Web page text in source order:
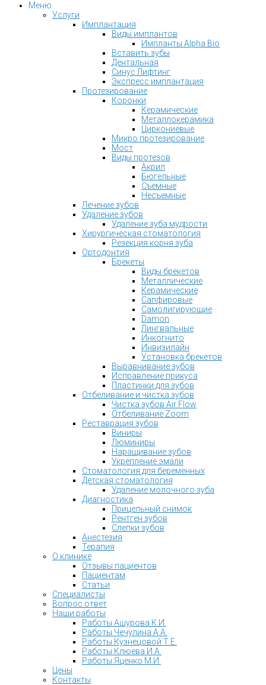
Меню
Услуги
Имплантация
Виды имплантов
Импланты Alpha Bio
Вставить зубы
Дентальная
Синус Лифтинг
Экспресс имплантация
Протезирование
Коронки
Керамические
Металлокерамика
Циркониевые
Микро протезирование
Мост
Виды протезов
Акрил
Бюгельные
Съемные
Несъемные
Лечение зубов
Удаление зубов
Удаление зуба мудрости
Хирургическая стоматология
Резекция корня зуба
Ортодонтия
Брекеты
Виды брекетов
Металлические
Керамические
Сапфировые
Самолигирующие
Damon
Лингвальные
Инкогнито
Инвизилайн
Установка брекетов
Выравнивание зубов
Исправление прикуса
Пластинки для зубов
Отбеливание и чистка зубов
Чистка зубов Air Flow
Отбеливание Zoom
Реставрация зубов
Виниры
Люминиры
Наращивание зубов
Укрепление эмали
Стоматология для беременных
Детская стоматология
Удаление молочного зуба
Диагностика
Прицельный снимок
Рентген зубов
Слепки зубов
Анестезия
Терапия
О клинике
Отзывы пациентов
Пациентам
Статьи
Специалисты
Вопрос ответ
Наши работы
Работы Ашурова К.И.
Работы Чечулина А.А.
Работы Кузнецовой Т.Е.
Работы Клюева И.А.
Работы Яценко М.И.
Цены
Контакты